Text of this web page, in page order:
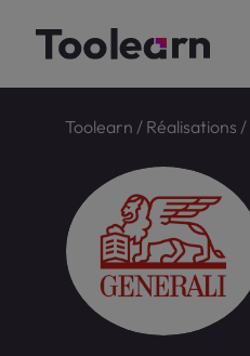
Toolearn / Réalisations /